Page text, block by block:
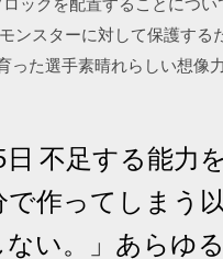
ンスターに対して保護する
った選手素晴れらしい想像
不足する能力
で作ってしまう
い。」あらゆ